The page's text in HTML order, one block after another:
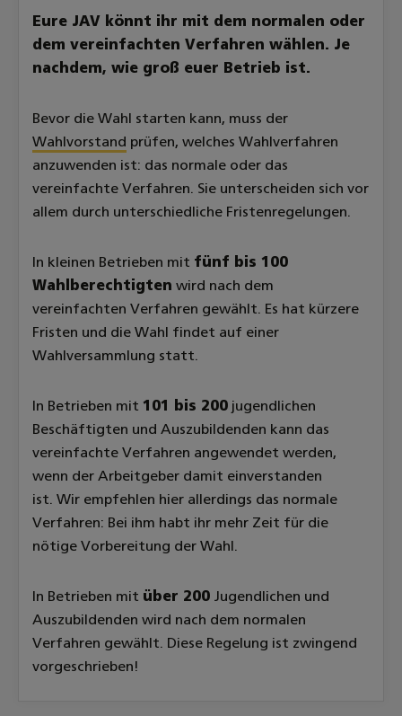
Eure JAV könnt ihr mit dem normalen oder
dem vereinfachten Verfahren wählen. Je
nachdem, wie groß euer Betrieb ist.
Bevor die Wahl starten kann, muss der
Wahlvorstand prüfen, welches Wahlverfahren
anzuwenden ist: das normale oder das
vereinfachte Verfahren. Sie unterscheiden sich vor
allem durch unterschiedliche Fristenregelungen.
In kleinen Betrieben mit fünf bis 100
Wahlberechtigten wird nach dem
vereinfachten Verfahren gewählt. Es hat kürzere
Fristen und die Wahl findet auf einer
Wahlversammlung statt.
In Betrieben mit 101 bis 200 jugendlichen
Beschäftigten und Auszubildenden kann das
vereinfachte Verfahren angewendet werden,
wenn der Arbeitgeber damit einverstanden
ist. Wir empfehlen hier allerdings das normale
Verfahren: Bei ihm habt ihr mehr Zeit für die
nötige Vorbereitung der Wahl.
In Betrieben mit über 200 Jugendlichen und
Auszubildenden wird nach dem normalen
Verfahren gewählt. Diese Regelung ist zwingend
vorgeschrieben!